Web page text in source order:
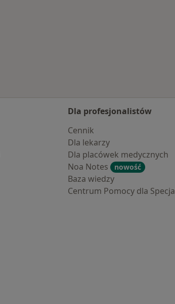
Dla profesjonalistów
Cennik
Dla lekarzy
Dla placówek medycznych
Noa Notes
nowość
Baza wiedzy
Centrum Pomocy dla